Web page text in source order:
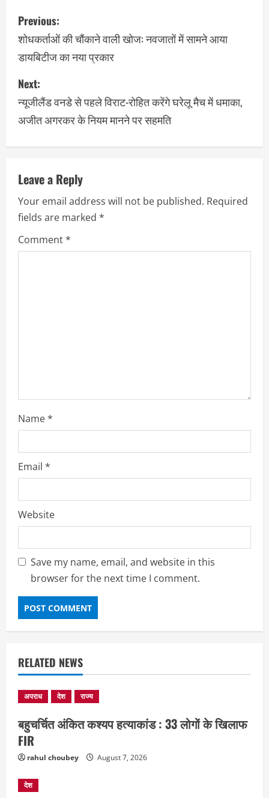
Previous:
शोधकर्ताओं की चौंकाने वाली खोज: नवजातों में सामने आया
डायबिटीज का नया प्रकार
Next:
न्यूजीलैंड वनडे से पहले विराट-रोहित करेंगे घरेलू मैच में धमाका,
अजीत अगरकर के नियम मानने पर सहमति
Leave a Reply
Your email address will not be published. Required
fields are marked *
Comment*
Name*
Email *
Website
Save my name, email, and website in this
browser for the next time I comment.
RELATED NEWS
अपराध देश राज्य
बहुचर्चित अंकित कश्यप हत्याकांड : 33 लोगों के खिलाफ
FIR
rahul choubey August 7, 2026
देश